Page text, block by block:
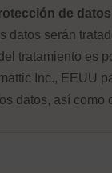
de
datos serán
tratamiento es
Inc., EEUU
datos, así